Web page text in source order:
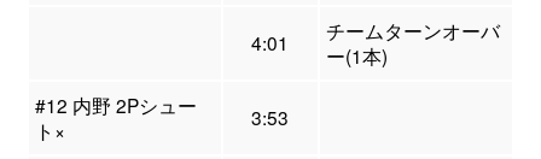
4:01
チームターンオーバ
ー(1本)
#12 内野 2Pシュー
ト×
3:53